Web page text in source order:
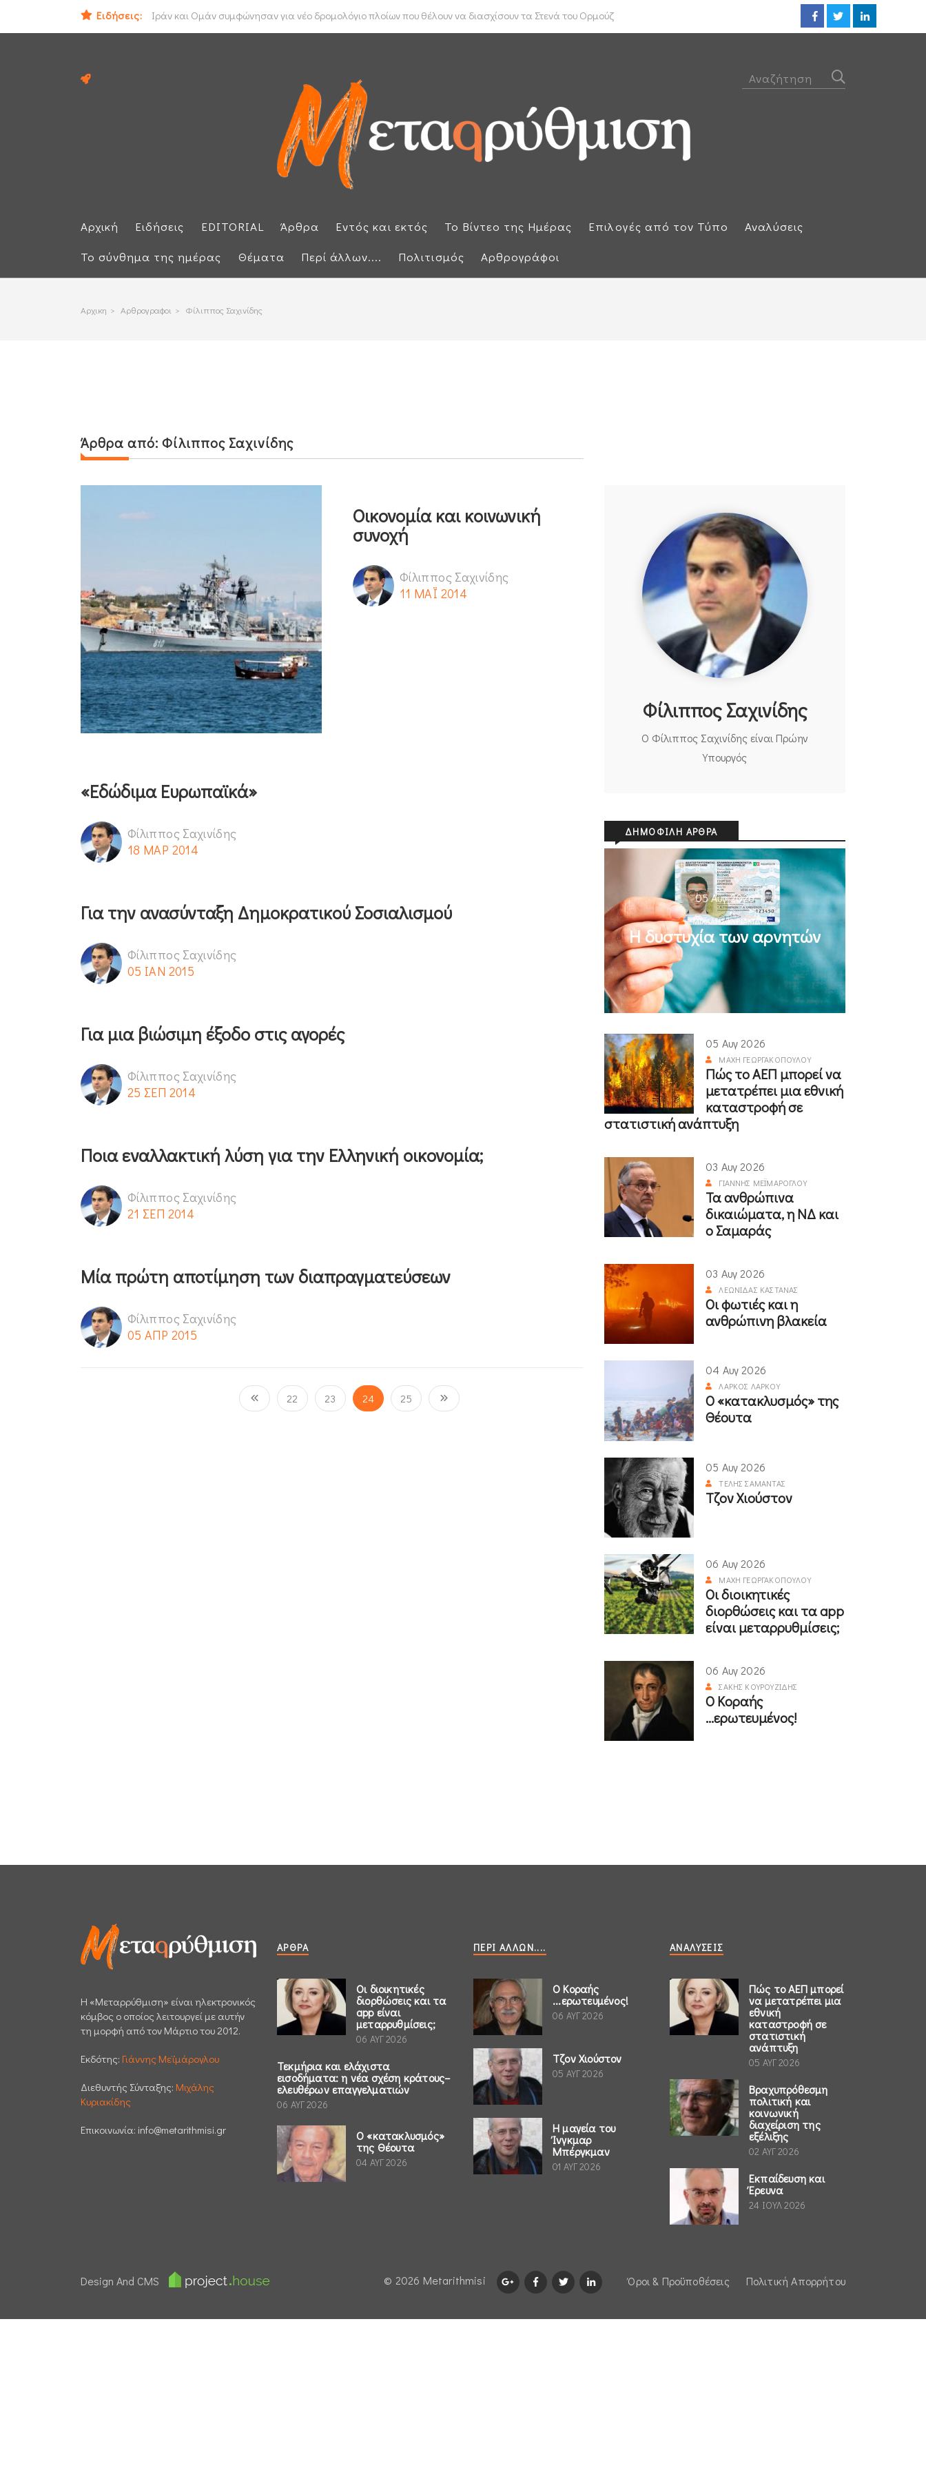
Ειδήσεις:
Ιράν και Ομάν συμφώνησαν για νέο δρομολόγιο πλοίων που θέλουν να διασχίσουν τα Στενά του Ορμούζ
Ηλεκτρική διασύνδεση Ελλάδας - Κύπρου: «Έπεσαν» οι υπογραφές με τον γαλλικό κολοσσό Meridiam ΕΕ: Αλληλεγγύη στην
Αρχική Ειδήσεις EDITORIAL Άρθρα Εντός και εκτός Το Βίντεο της Ημέρας Επιλογές από τον Τύπο
Αναλύσεις
Το σύνθημα της ημέρας
Θέματα Περί άλλων.... Πολιτισμός Αρθρογράφοι
Αρχικη > Αρθρογραφοι > Φίλιππος Σαχινίδης
Άρθρα από:Φίλιππος Σαχινίδης
Οικονομία και κοινωνική
συνοχή
Φίλιππος Σαχινίδης
11 ΜΑΪ 2014
«Εδώδιμα Ευρωπαϊκά»
Φίλιππος Σαχινίδης
18 ΜΑΡ 2014
Για την ανασύνταξη Δημοκρατικού Σοσιαλισμού
Φίλιππος Σαχινίδης
05 ΙΑΝ 2015
Για μια βιώσιμη έξοδο στις αγορές
Φίλιππος Σαχινίδης
25 ΣΕΠ 2014
Ποια εναλλακτική λύση για την Ελληνική οικονομία;
Φίλιππος Σαχινίδης
21 ΣΕΠ 2014
Μία πρώτη αποτίμηση των διαπραγματεύσεων
Φίλιππος Σαχινίδης
05 ΑΠΡ 2015
22 23 24 25
Φίλιππος Σαχινίδης
Ο Φίλιππος Σαχινίδης είναι Πρώην
Υπουργός
ΔΗΜΟΦΙΛΉ ΆΡΘΡΑ
05 Αυγ 2026
ΜΙΧΆΛΗΣ ΚΥΡΙΑΚΊΔΗΣ
Η δυστυχία των αρνητών
05 Αυγ 2026
ΜΆΧΗ ΓΕΩΡΓΑΚΟΠΟΎΛΟΥ
Πώς το ΑΕΠ μπορεί να
μετατρέπει μια εθνική
καταστροφή σε
στατιστική ανάπτυξη
03 Αυγ 2026
ΓΙΆΝΝΗΣ ΜΕΪΜΆΡΟΓΛΟΥ
Τα ανθρώπινα
δικαιώματα, η ΝΔ και
ο Σαμαράς
03 Αυγ 2026
ΛΕΩΝΊΔΑΣ ΚΑΣΤΑΝΆΣ
Οι φωτιές και η
ανθρώπινη βλακεία
04 Αυγ 2026
ΛΆΡΚΟΣ ΛΆΡΚΟΥ
Ο «κατακλυσμός» της
Θέουτα
05 Αυγ 2026
ΤΈΛΗΣ ΣΑΜΑΝΤΆΣ
Τζον Χιούστον
06 Αυγ 2026
ΜΆΧΗ ΓΕΩΡΓΑΚΟΠΟΎΛΟΥ
Οι διοικητικές
διορθώσεις και τα app
είναι μεταρρυθμίσεις;
06 Αυγ 2026
ΣΆΚΗΣ ΚΟΥΡΟΥΖΊΔΗΣ
Ο Κοραής
...ερωτευμένος!
H «Μεταρρύθμιση» είναι ηλεκτρονικός
κόμβος ο οποίος λειτουργεί με αυτήν
τη μορφή από τον Μάρτιο του 2012.
Εκδότης: Γιάννης Μεϊμάρογλου
Διεθυντής Σύνταξης: Μιχάλης
Κυριακίδης
Επικοινωνία: info@metarithmisi.gr
ΆΡΘΡΑ
Οι διοικητικές
διορθώσεις και τα
app είναι
μεταρρυθμίσεις;
06 ΑΥΓ 2026
Τεκμήρια και ελάχιστα
εισοδήματα: η νέα σχέση κράτους–
ελευθέρων επαγγελματιών
06 ΑΥΓ 2026
Ο «κατακλυσμός»
της Θέουτα
04 ΑΥΓ 2026
ΠΕΡΊ ΆΛΛΩΝ....
Ο Κοραής
...ερωτευμένος!
06 ΑΥΓ 2026
Τζον Χιούστον
05 ΑΥΓ 2026
Η μαγεία του
Ίνγκμαρ
Μπέργκμαν
01 ΑΥΓ 2026
ΑΝΑΛΎΣΕΙΣ
Πώς το ΑΕΠ μπορεί
να μετατρέπει μια
εθνική
καταστροφή σε
στατιστική
ανάπτυξη
05 ΑΥΓ 2026
Βραχυπρόθεσμη
πολιτική και
κοινωνική
διαχείριση της
εξέλιξης
02 ΑΥΓ 2026
Εκπαίδευση και
Έρευνα
24 ΙΟΥΛ 2026
Design And CMS Όροι & Προϋποθέσεις Πολιτική Απορρήτου
© 2026 Μetarithmisi